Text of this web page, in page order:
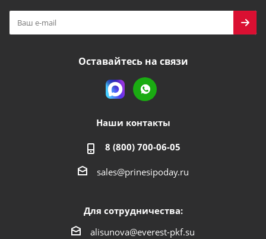
Оставайтесь на связи
Наши контакты
8 (800) 700-06-05
sales@prinesipoday.ru
Для сотрудничества:
alisunova@everest-pkf.su